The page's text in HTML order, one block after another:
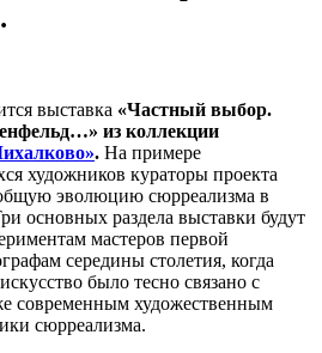
выставка «‎Частный выбор.
из коллекции
. На примере
художников кураторы проекта
эволюцию сюрреализма в
основных раздела выставки будут
мастеров первой
середины столетия, когда
было тесно связано с
современным художественным
сюрреализма.